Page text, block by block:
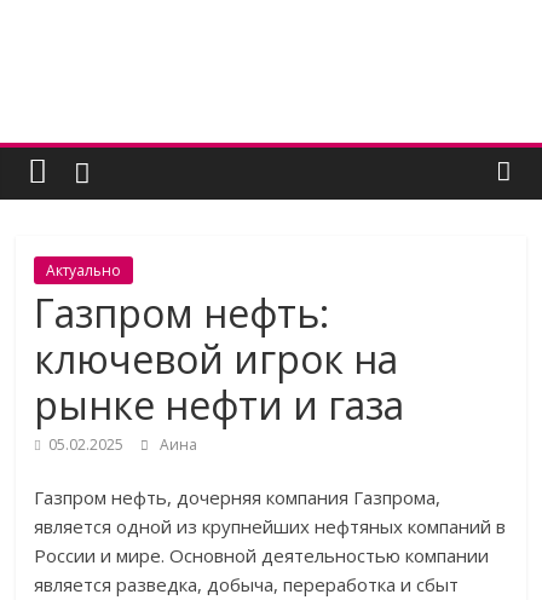
Женский
угодник
Блог
полезных
статей
для
женщин
Актуально
Газпром нефть:
ключевой игрок на
рынке нефти и газа
05.02.2025 Аина
Газпром нефть, дочерняя компания Газпрома,
является одной из крупнейших нефтяных компаний в
России и мире. Основной деятельностью компании
является разведка, добыча, переработка и сбыт